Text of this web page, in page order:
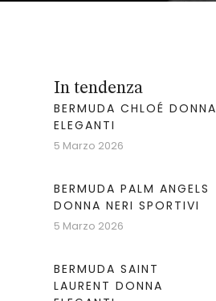
In tendenza
BERMUDA CHLOÉ DONNA
ELEGANTI
5 Marzo 2026
BERMUDA PALM ANGELS
DONNA NERI SPORTIVI
5 Marzo 2026
BERMUDA SAINT
LAURENT DONNA